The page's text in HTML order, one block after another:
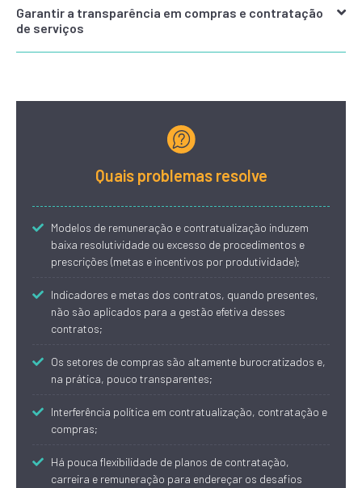
Garantir a transparência em compras e contratação
de serviços
Quais problemas resolve
Modelos de remuneração e contratualização induzem
baixa resolutividade ou excesso de procedimentos e
prescrições (metas e incentivos por produtividade);
Indicadores e metas dos contratos, quando presentes,
não são aplicados para a gestão efetiva desses
contratos;
Os setores de compras são altamente burocratizados e,
na prática, pouco transparentes;
Interferência política em contratualização, contratação e
compras;
Há pouca flexibilidade de planos de contratação,
carreira e remuneração para endereçar os desafios